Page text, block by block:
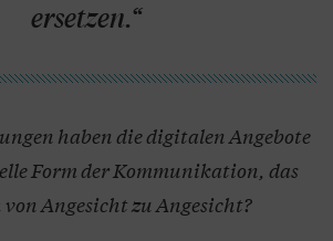
ersetzen.“
haben die digitalen Angebote
Form der Kommunikation, das
Angesicht zu Angesicht?